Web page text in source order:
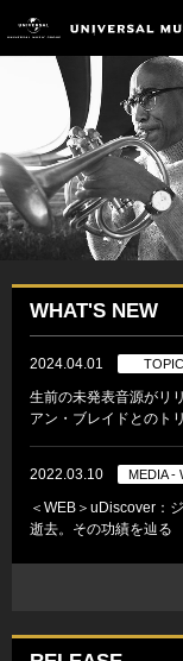
WHAT'S NEW
2024.04.01
生前の未発表音源がリ
アン・ブレイドとのト
2022.03.10 MEDIA -
＜WEB＞uDiscover：
逝去。その功績を辿る